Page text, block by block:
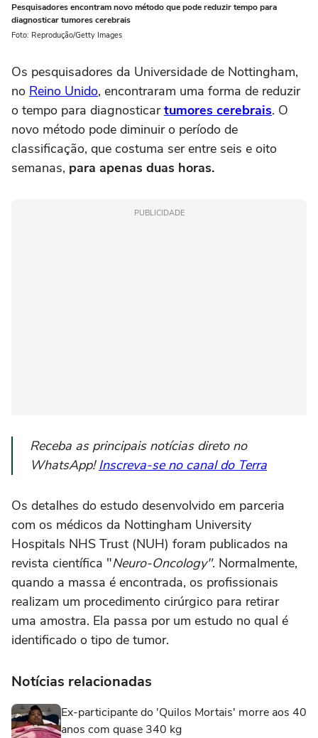
Pesquisadores encontram novo método que pode reduzir tempo para
diagnosticar tumores cerebrais
Foto: Reprodução/Getty Images
Os pesquisadores da Universidade de Nottingham,
no Reino Unido, encontraram uma forma de reduzir
o tempo para diagnosticartumores cerebrais. O
novo método pode diminuir o período de
classificação, que costuma ser entre seis e oito
semanas, para apenas duas horas.
PUBLICIDADE
Receba as principais notícias direto no
WhatsApp!Inscreva-se no canal do Terra
Os detalhes do estudo desenvolvido em parceria
com os médicos da Nottingham University
Hospitals NHS Trust (NUH) foram publicados na
revista científica "Neuro-Oncology". Normalmente,
quando a massa é encontrada, os profissionais
realizam um procedimento cirúrgico para retirar
uma amostra. Ela passa por um estudo no qual é
identificado o tipo de tumor.
Notícias relacionadas
Ex-participante do 'Quilos Mortais' morre aos 40
anos com quase 340 kg